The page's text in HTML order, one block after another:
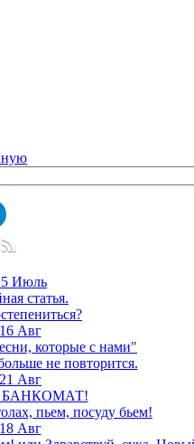
Июль
статья.
Авг
которые с нами"
не повторится.
Авг
БАНКОМАТ!
пьем, посуду бьем!
Авг